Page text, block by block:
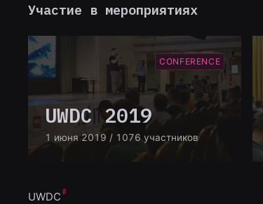
Участие в мероприятиях
CONFERENCE
UWDC 2019
1 июня 2019 / 1076 участников
UWDC